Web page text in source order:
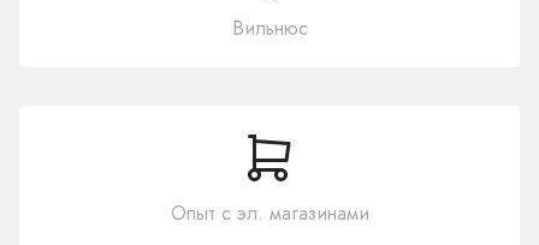
Вильнюс
Опыт с эл. магазинами